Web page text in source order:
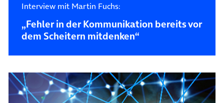
Interview mit Martin Fuchs:
„Fehler in der Kommunikation bereits vor
dem Scheitern mitdenken“